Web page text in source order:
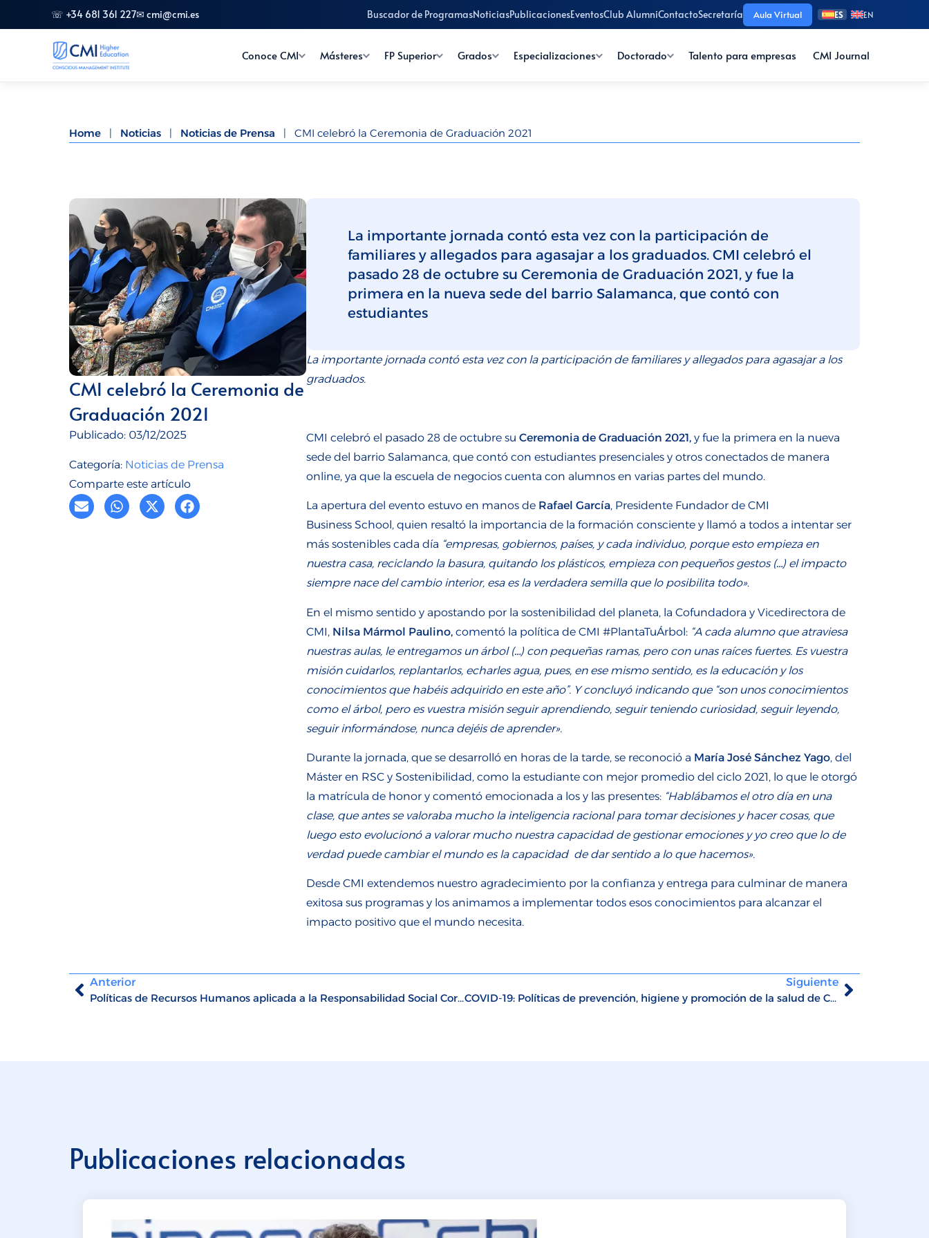
☏ +34 681 361 227✉ cmi@cmi.es Buscador de ProgramasNoticiasPublicacionesEventosClub AlumniContactoSecretaría Aula Virtual ES EN
Conoce CMI Másteres FP Superior Grados Especializaciones Doctorado Talento para empresas CMI Journal
Home | Noticias | Noticias de Prensa | CMI celebró la Ceremonia de Graduación 2021
CMI celebró la Ceremonia de
Graduación 2021
Publicado: 03/12/2025
Categoría: Noticias de Prensa
Comparte este artículo
La importante jornada contó esta vez con la participación de
familiares y allegados para agasajar a los graduados. CMI celebró el
pasado 28 de octubre su Ceremonia de Graduación 2021, y fue la
primera en la nueva sede del barrio Salamanca, que contó con
estudiantes
La importante jornada contó esta vez con la participación de familiares y allegados para agasajar a los
graduados.
CMI celebró el pasado 28 de octubre suCeremonia de Graduación 2021, y fue la primera en la nueva
sede del barrio Salamanca, que contó con estudiantes presenciales y otros conectados de manera
online, ya que la escuela de negocios cuenta con alumnos en varias partes del mundo.
La apertura del evento estuvo en manos de Rafael García, Presidente Fundador de CMI
Business School, quien resaltó la importancia de la formación consciente y llamó a todos a intentar ser
más sostenibles cada día “empresas, gobiernos, países, y cada individuo, porque esto empieza en
nuestra casa, reciclando la basura, quitando los plásticos, empieza con pequeños gestos (…) el impacto
siempre nace del cambio interior, esa es la verdadera semilla que lo posibilita todo».
En el mismo sentido y apostando por la sostenibilidad del planeta, la Cofundadora y Vicedirectora de
CMI, Nilsa Mármol Paulino, comentó la política de CMI #PlantaTuÁrbol: “A cada alumno que atraviesa
nuestras aulas, le entregamos un árbol (…) con pequeñas ramas, pero con unas raíces fuertes. Es vuestra
misión cuidarlos, replantarlos, echarles agua, pues, en ese mismo sentido, es la educación y los
conocimientos que habéis adquirido en este año”. Y concluyó indicando que “son unos conocimientos
como el árbol, pero es vuestra misión seguir aprendiendo, seguir teniendo curiosidad, seguir leyendo,
seguir informándose, nunca dejéis de aprender».
Durante la jornada, que se desarrolló en horas de la tarde, se reconoció a María José Sánchez Yago, del
Máster en RSC y Sostenibilidad, como la estudiante con mejor promedio del ciclo 2021, lo que le otorgó
la matrícula de honor y comentó emocionada a los y las presentes: “Hablábamos el otro día en una
clase, que antes se valoraba mucho la inteligencia racional para tomar decisiones y hacer cosas, que
luego esto evolucionó a valorar mucho nuestra capacidad de gestionar emociones y yo creo que lo de
verdad puede cambiar el mundo es la capacidad de dar sentido a lo que hacemos».
Desde CMI extendemos nuestro agradecimiento por la confianza y entrega para culminar de manera
exitosa sus programas y los animamos a implementar todos esos conocimientos para alcanzar el
impacto positivo que el mundo necesita.
Anterior
Políticas de Recursos Humanos aplicada a la Responsabilidad Social Corporativa
Siguiente
COVID-19: Políticas de prevención, higiene y promoción de la salud de CMI Business School
Publicaciones relacionadas